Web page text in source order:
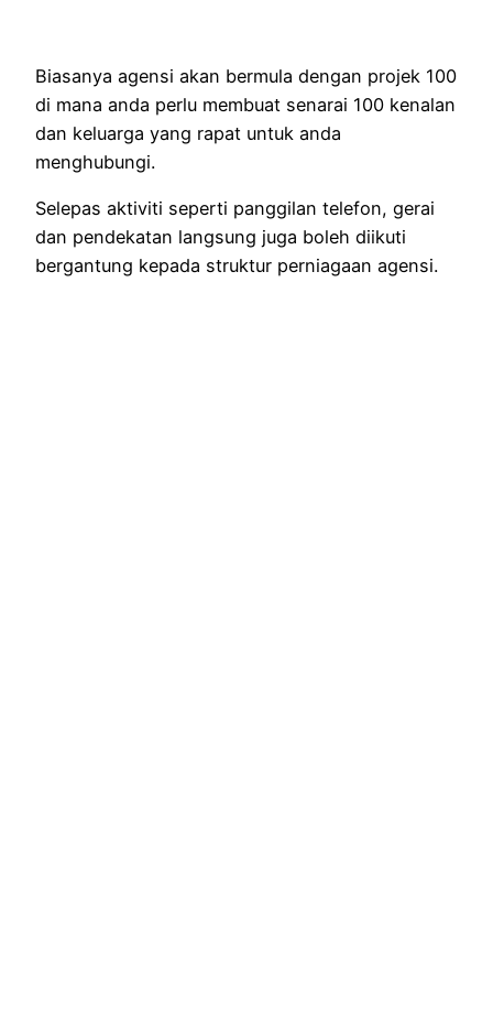
Biasanya agensi akan bermula dengan projek 100
di mana anda perlu membuat senarai 100 kenalan
dan keluarga yang rapat untuk anda
menghubungi.
Selepas aktiviti seperti panggilan telefon, gerai
dan pendekatan langsung juga boleh diikuti
bergantung kepada struktur perniagaan agensi.